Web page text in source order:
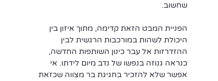
שחשוב.
הפניית המבט הזאת קדימה, מתוך איזון בין
היכולת לשהות במורכבות הרגשית לבין
ההזדרזות אל עבר כינון השותפות החדשה,
כנראה גנוזה בנפשו של נדב מיום לידתו. אי
אפשר שלא להזכיר בחגיגת בר מצווה שכזאת